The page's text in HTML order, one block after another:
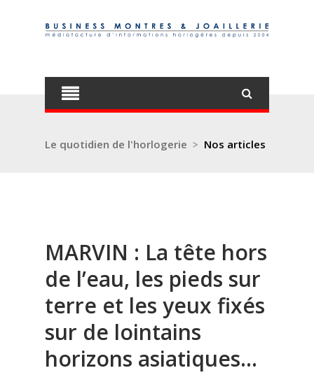
Le quotidien de l'horlogerie > Nos articles
MARVIN : La tête hors
de l’eau, les pieds sur
terre et les yeux fixés
sur de lointains
horizons asiatiques...